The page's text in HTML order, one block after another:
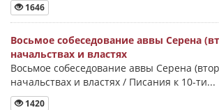
1646
Восьмое собеседование аввы Серена
начальствах и властях
Восьмое собеседование аввы Серена
начальствах и властях / Писания к 10-ти...
1420